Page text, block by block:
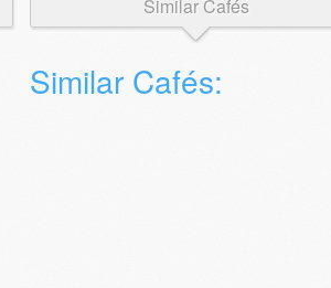
Similar Cafés
Similar Cafés: